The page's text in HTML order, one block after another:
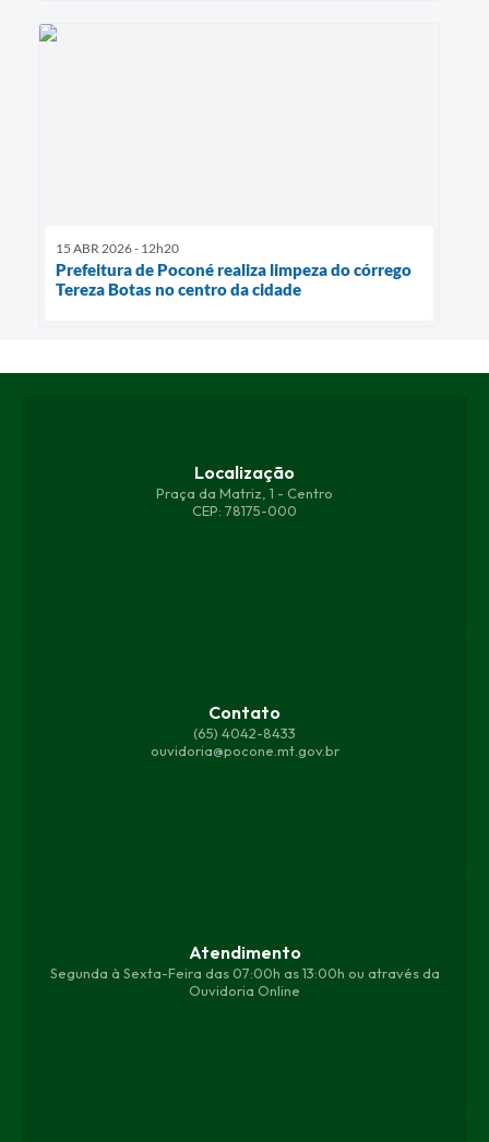
15 ABR 2026 - 12h20
Prefeitura de Poconé realiza limpeza do córrego
Tereza Botas no centro da cidade
Localização
Praça da Matriz, 1 - Centro
CEP: 78175-000
Contato
(65) 4042-8433
ouvidoria@pocone.mt.gov.br
Atendimento
Segunda à Sexta-Feira das 07:00h as 13:00h ou através da
Ouvidoria Online